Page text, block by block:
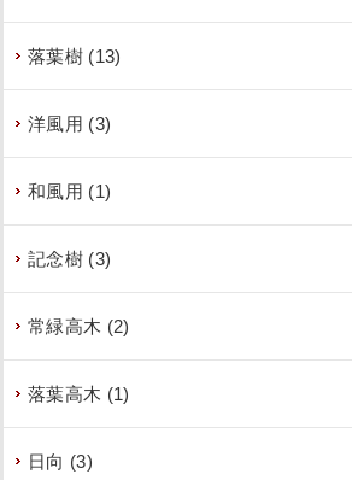
落葉樹 (13)
洋風用 (3)
和風用 (1)
記念樹 (3)
常緑高木 (2)
落葉高木 (1)
日向 (3)